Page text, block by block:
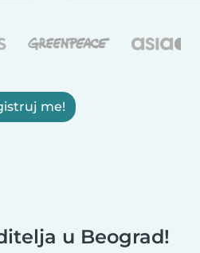
me!
u Beograd!